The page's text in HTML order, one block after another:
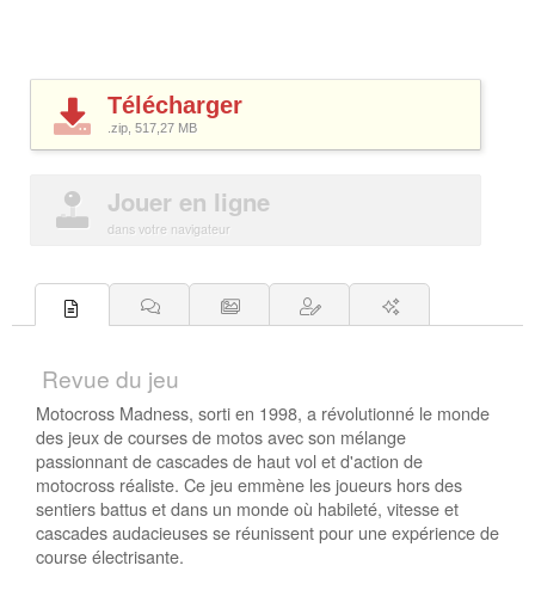
Télécharger
.zip, 517,27 MB
Jouer en ligne
dans votre navigateur
Revue du jeu
Motocross Madness, sorti en 1998, a révolutionné le monde
des jeux de courses de motos avec son mélange
passionnant de cascades de haut vol et d'action de
motocross réaliste. Ce jeu emmène les joueurs hors des
sentiers battus et dans un monde où habileté, vitesse et
cascades audacieuses se réunissent pour une expérience de
course électrisante.